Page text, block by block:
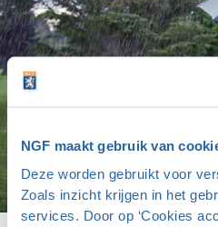
NGF maakt gebruik van
Deze worden gebruikt voor
Zoals inzicht krijgen in het
services. Door op ‘Cookies